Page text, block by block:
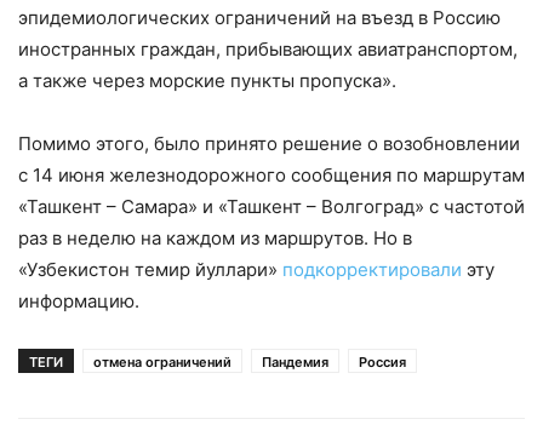
эпидемиологических ограничений на въезд в Россию
иностранных граждан, прибывающих авиатранспортом,
а также через морские пункты пропуска».
Помимо этого, было принято решение о возобновлении
с 14 июня железнодорожного сообщения по маршрутам
«Ташкент – Самара» и «Ташкент – Волгоград» с частотой
раз в неделю на каждом из маршрутов. Но в
«Узбекистон темир йуллари» подкорректировали эту
информацию.
ТЕГИ отмена ограничений Пандемия Россия